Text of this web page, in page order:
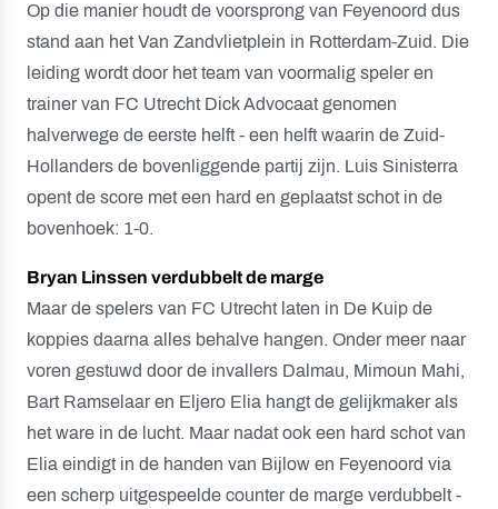
Op die manier houdt de voorsprong van Feyenoord dus
stand aan het Van Zandvlietplein in Rotterdam-Zuid. Die
leiding wordt door het team van voormalig speler en
trainer van FC Utrecht Dick Advocaat genomen
halverwege de eerste helft - een helft waarin de Zuid-
Hollanders de bovenliggende partij zijn. Luis Sinisterra
opent de score met een hard en geplaatst schot in de
bovenhoek: 1-0.
Bryan Linssen verdubbelt de marge
Maar de spelers van FC Utrecht laten in De Kuip de
koppies daarna alles behalve hangen. Onder meer naar
voren gestuwd door de invallers Dalmau, Mimoun Mahi,
Bart Ramselaar en Eljero Elia hangt de gelijkmaker als
het ware in de lucht. Maar nadat ook een hard schot van
Elia eindigt in de handen van Bijlow en Feyenoord via
een scherp uitgespeelde counter de marge verdubbelt -